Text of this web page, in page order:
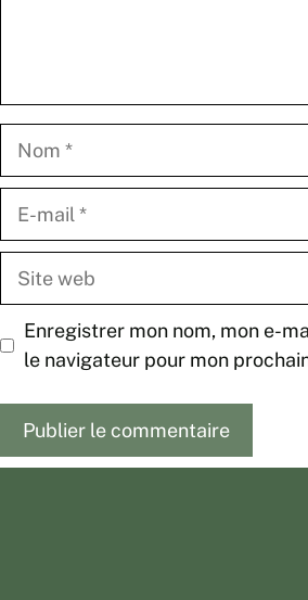
Nom
Site
Enregistrer mon nom, mon e-
le navigateur pour mon